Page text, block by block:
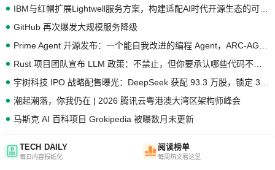
GitHub 再次爆发大规模服务降级
潮起潮落，你我仍在 | 2026 腾讯云粤港澳大湾区架构师峰会
马斯克 AI 百科项目 Grokipedia 被曝数月未更新
TECH DAILY
每日内容报纸化
阅读榜单
每周热文看这里